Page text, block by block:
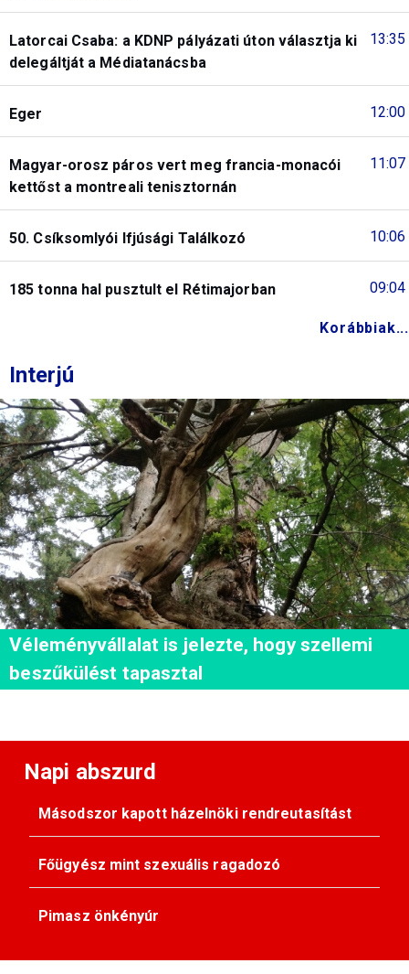
13:35
Latorcai Csaba: a KDNP pályázati úton választja ki
delegáltját a Médiatanácsba
12:00
Eger
11:07
Magyar-orosz páros vert meg francia-monacói
kettőst a montreali tenisztornán
10:06
50. Csíksomlyói Ifjúsági Találkozó
09:04
185 tonna hal pusztult el Rétimajorban
Korábbiak...
Interjú
Véleményvállalat is jelezte, hogy szellemi
beszűkülést tapasztal
Napi abszurd
Másodszor kapott házelnöki rendreutasítást
Főügyész mint szexuális ragadozó
Pimasz önkényúr